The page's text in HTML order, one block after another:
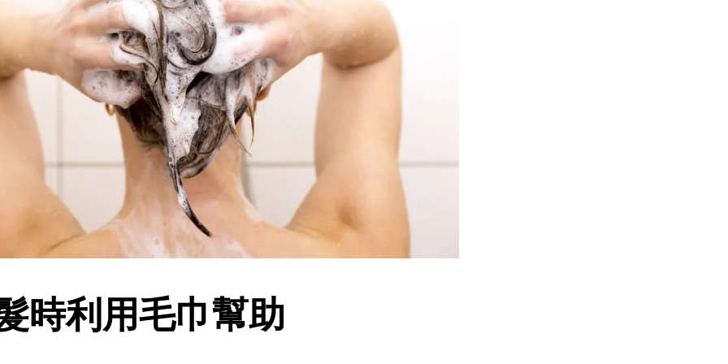
時利用毛巾幫助